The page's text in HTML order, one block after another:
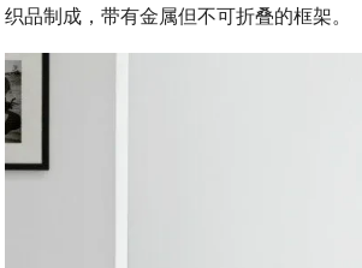
织品制成，带有金属但不可折叠的框架。